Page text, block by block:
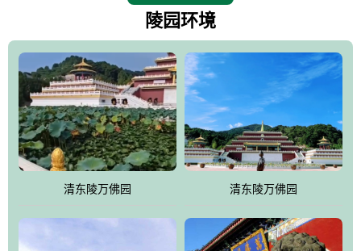
万佛园位于遵化市境内，座落在世界文化遗产清东陵地形墙内，地
形绝佳，地理位置优越，交通便利。公司以“建设全国顶级人生后花
园、打造佛教精品旅游圣地”为目标，以海外归侨、国内外知名人士
的墓地安葬、祭祀吊亡并结合旅游参观构成其主要使用功能；以苍
郁绚丽、优雅宜人的园林景观构成其外部形象。通过墓园建设与造
园手法相结合的默契操作，建成一处特色鲜明、服务周全、环境优
美、民族风格突出，与周边文物古迹交相呼应的极具吸引力的花园
式园林。
万佛园工程一期占地448亩，目前完成投资近12亿元人民币，园区采
用全仿古式建筑，寻求与世界文化遗产地清东陵的和谐统一，在园
区建设中寻求陵园建设与景区建设的有机融合，充分发挥独一无二
陵园环境
清东陵万佛园 清东陵万佛园